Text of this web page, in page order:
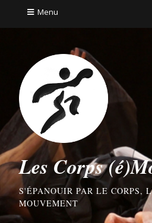
Menu
Les Corps
S'ÉPANOUIR PAR LE CORPS,
MOUVEMENT